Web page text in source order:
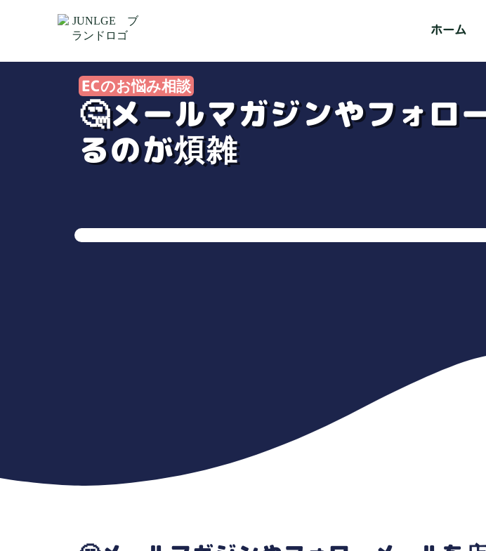
ホーム
ECのお悩み相談
🤔メールマガジンやフォロ
るのが煩雑